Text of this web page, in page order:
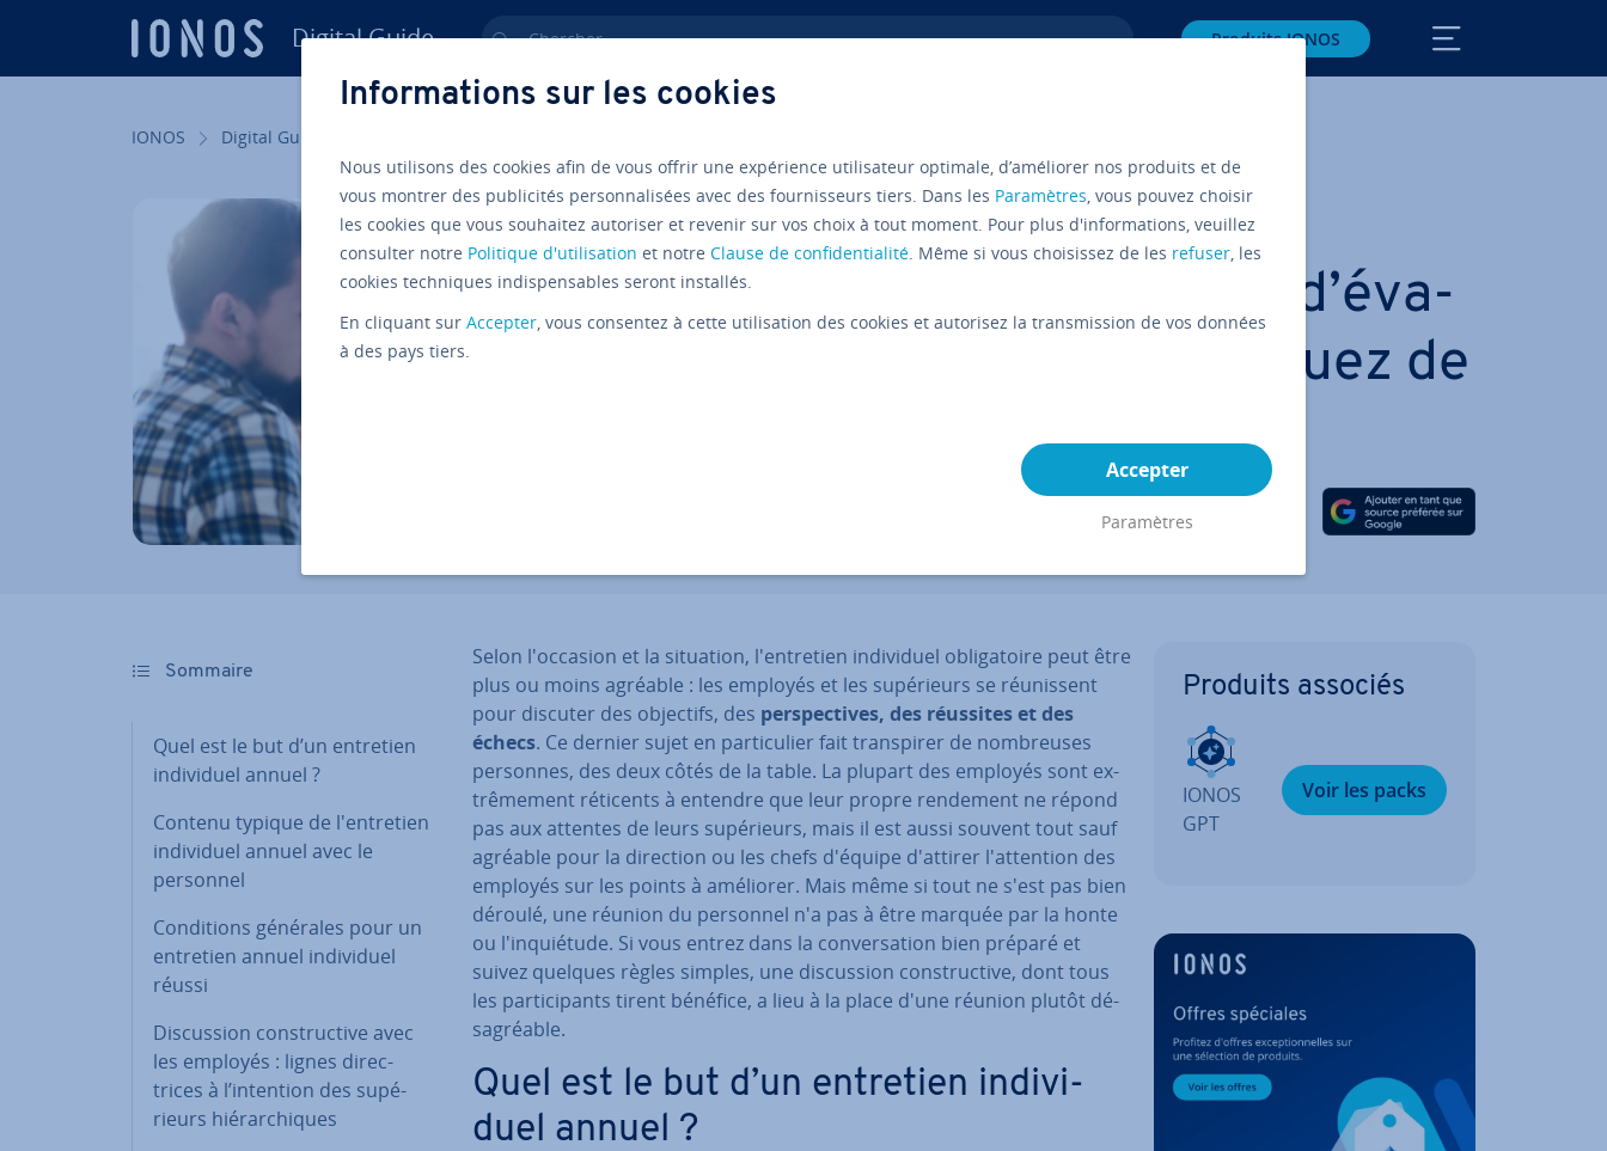
Digital Guide Chercher Produits IONOS
IONOS Digital Guide
L’entretien annuel d’éva­
lua­tion : com­mu­ni­quez de
manière efficace !
Partager sur Facebook
Partager sur Twitter
Partager sur LinkedIn
Guide
Sommaire
Quel est le but d’un entretien
in­di­vi­duel annuel ?
Contenu typique de l'en­tre­tien
in­di­vi­duel annuel avec le
personnel
Con­di­tions générales pour un
entretien annuel in­di­vi­duel
réussi
Dis­cus­sion cons­truc­tive avec
les employés : lignes di­rec­
trices à l’intention des su­pé­
rieurs hié­rar­chiques
Selon l'oc­ca­sion et la situation, l'en­tre­tien in­di­vi­duel obli­ga­toire peut être
plus ou moins agréable : les employés et les su­pé­rieurs se réu­nis­sent
pour discuter des objectifs, des pers­pec­tives, des réussites et des
échecs. Ce dernier sujet en par­ti­cu­lier fait trans­pi­rer de nom­breuses
personnes, des deux côtés de la table. La plupart des employés sont ex­
trê­me­ment réticents à entendre que leur propre rendement ne répond
pas aux attentes de leurs su­pé­rieurs, mais il est aussi souvent tout sauf
agréable pour la direction ou les chefs d'équipe d'attirer l'at­ten­tion des
employés sur les points à améliorer. Mais même si tout ne s'est pas bien
déroulé, une réunion du personnel n'a pas à être marquée par la honte
ou l'in­quié­tude. Si vous entrez dans la con­ver­sa­tion bien préparé et
suivez quelques règles simples, une dis­cus­sion cons­truc­tive, dont tous
les par­ti­ci­pants tirent bénéfice, a lieu à la place d'une réunion plutôt dé­
sa­gréable.
Quel est le but d’un entretien in­di­vi­
duel annuel ?
Produits associés
IONOS
GPT
Voir les packs
Informations sur les cookies
Nous utilisons des cookies afin de vous offrir une expérience utilisateur optimale, d’améliorer nos produits et de
vous montrer des publicités personnalisées avec des fournisseurs tiers. Dans les Paramètres, vous pouvez choisir
les cookies que vous souhaitez autoriser et revenir sur vos choix à tout moment. Pour plus d'informations, veuillez
consulter notre Politique d'utilisation et notre Clause de confidentialité. Même si vous choisissez de les refuser, les
cookies techniques indispensables seront installés.
En cliquant sur Accepter, vous consentez à cette utilisation des cookies et autorisez la transmission de vos données
à des pays tiers.
Accepter
Paramètres